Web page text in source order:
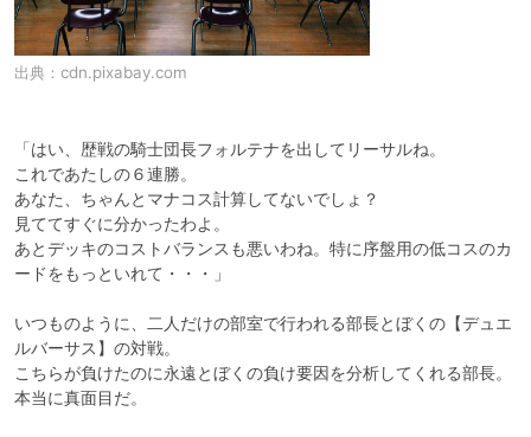
出典： cdn.pixabay.com
「はい、歴戦の騎士団長フォルテナを出してリーサルね。
これであたしの６連勝。
あなた、ちゃんとマナコス計算してないでしょ？
見ててすぐに分かったわよ。
あとデッキのコストバランスも悪いわね。特に序盤用の低コスのカ
ードをもっといれて・・・」
いつものように、二人だけの部室で行われる部長とぼくの【デュエ
ルバーサス】の対戦。
こちらが負けたのに永遠とぼくの負け要因を分析してくれる部長。
本当に真面目だ。